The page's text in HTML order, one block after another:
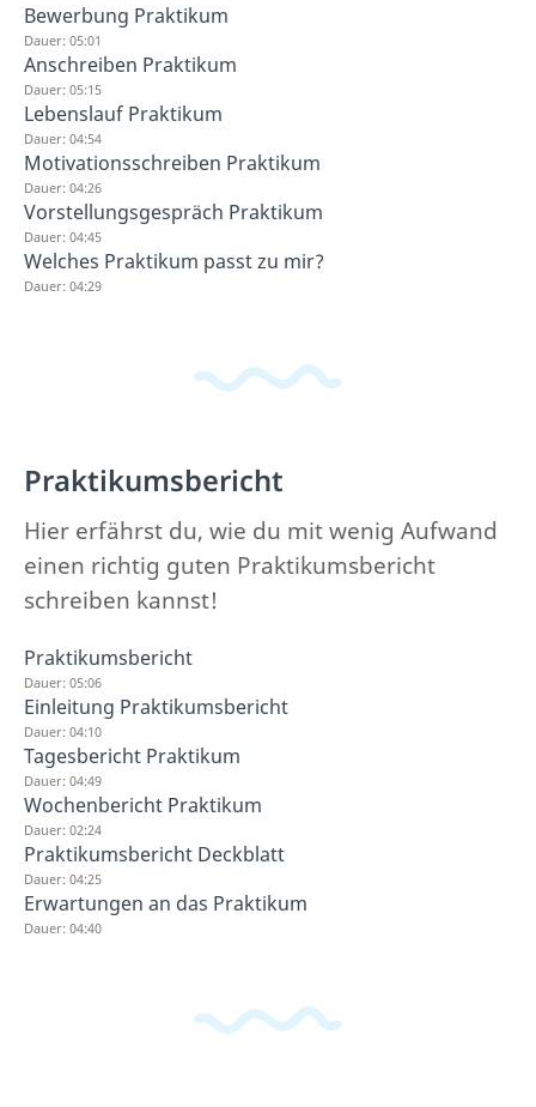
Bewerbung Praktikum
Dauer: 05:01
Anschreiben Praktikum
Dauer: 05:15
Lebenslauf Praktikum
Dauer: 04:54
Motivationsschreiben Praktikum
Dauer: 04:26
Vorstellungsgespräch Praktikum
Dauer: 04:45
Welches Praktikum passt zu mir?
Dauer: 04:29
Praktikumsbericht
Hier erfährst du, wie du mit wenig Aufwand
einen richtig guten Praktikumsbericht
schreiben kannst!
Praktikumsbericht
Dauer: 05:06
Einleitung Praktikumsbericht
Dauer: 04:10
Tagesbericht Praktikum
Dauer: 04:49
Wochenbericht Praktikum
Dauer: 02:24
Praktikumsbericht Deckblatt
Dauer: 04:25
Erwartungen an das Praktikum
Dauer: 04:40